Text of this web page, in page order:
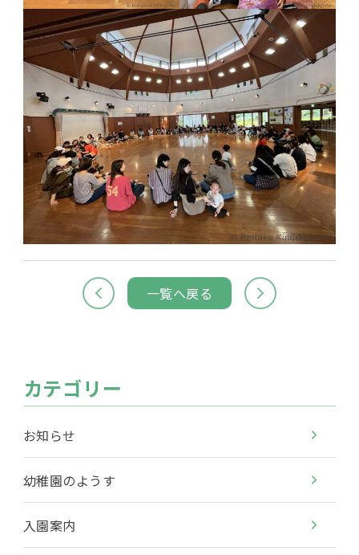
一覧へ戻る
カテゴリー
お知らせ
幼稚園のようす
入園案内